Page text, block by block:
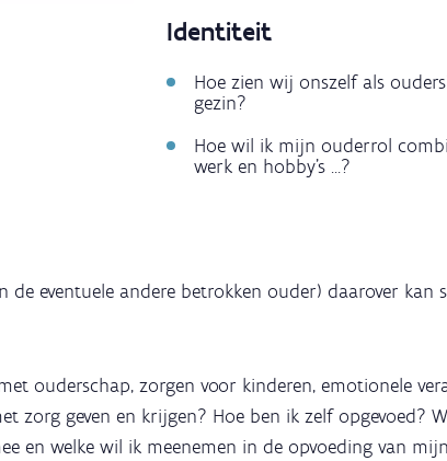
Identiteit
Hoe zien wij onszelf als
gezin?
Hoe wil ik mijn ouderrol
werk en hobby’s ...?
de eventuele andere betrokken ouder) daarover kan
ouderschap, zorgen voor kinderen, emotionele
zorg geven en krijgen? Hoe ben ik zelf opgevoed?
en welke wil ik meenemen in de opvoeding van